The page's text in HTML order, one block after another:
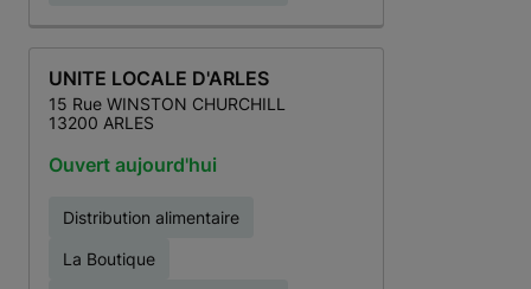
UNITE LOCALE D'ARLES
15 Rue WINSTON CHURCHILL
13200 ARLES
Ouvert aujourd'hui
Distribution alimentaire
La Boutique